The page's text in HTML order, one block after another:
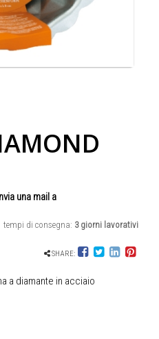
una mail a
tempi di consegna: 3 giorni lavorativi
SHARE:
a diamante in acciaio